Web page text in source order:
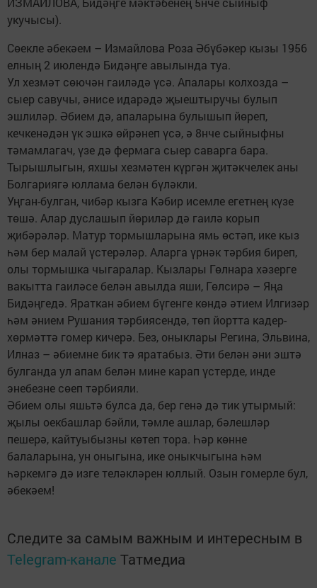
укучысы).
Сөекле әбекәем – Измайлова Роза Әбүбәкер кызы 1956
елның 2 июлендә Бидәңге авылында туа.
Ул хезмәт сөючән гаиләдә үсә. Апалары колхозда –
сыер савучы, әнисе идарәдә җыештыручы булып
эшлиләр. Әбием дә, апаларына булышып йөреп,
кечкенәдән үк эшкә өйрәнеп үсә, ә 8нче сыйныфны
тәмамлагач, үзе дә фермага сыер саварга бара.
Тырышлыгын, яхшы хезмәтен күргән җитәкчелек аны
Болгариягә юллама белән бүләкли.
Уңган-булган, чибәр кызга Кәбир исемле егетнең күзе
төшә. Алар дуслашып йөриләр дә гаилә корып
җибәрәләр. Матур тормышларына ямь өстәп, ике кыз
һәм бер малай үстерәләр. Аларга үрнәк тәрбия биреп,
олы тормышка чыгаралар. Кызлары Гөлнара хәзерге
вакытта гаиләсе белән авылда яши, Гөлсирә – Яңа
Бидәңгедә. Яраткан әбием бүгенге көндә әтием Илгизәр
һәм әнием Рушания тәрбиясендә, төп йортта кадер-
хөрмәттә гомер кичерә. Без, оныклары Регина, Эльвина,
Илназ – әбиемне бик тә яратабыз. Әти белән әни эштә
булганда ул апам белән мине карап үстерде, инде
энебезне сөеп тәрбияли.
Әбием олы яшьтә булса да, бер генә дә тик утыр­мый:
җылы оекбашлар бәйли, тәмле ашлар, бәлешләр
пешерә, кайтуыбызны көтеп тора. Һәр көнне
балаларына, ун оныгына, ике оныкчыгына һәм
һәркемгә дә изге теләкләрен юллый. Озын гомерле бул,
әбекәем!
Следите за самым важным и интересным в
Telegram-канале Татмедиа